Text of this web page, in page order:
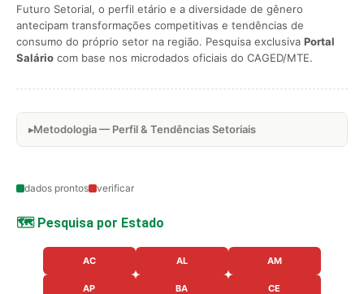
Futuro Setorial, o perfil etário e a diversidade de gênero
antecipam transformações competitivas e tendências de
consumo do próprio setor na região. Pesquisa exclusiva Portal
Salário com base nos microdados oficiais do CAGED/MTE.
Metodologia — Perfil & Tendências Setoriais
dados prontos verificar
🗺️ Pesquisa por Estado
AC AL AM
AP BA CE